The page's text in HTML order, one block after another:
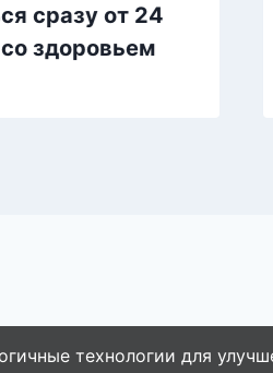
сразу от 24
здоровьем
технологии для